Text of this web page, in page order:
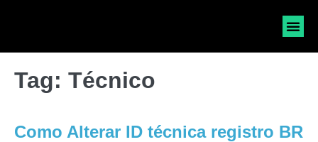
Tag: Técnico
Como Alterar ID técnica registro BR